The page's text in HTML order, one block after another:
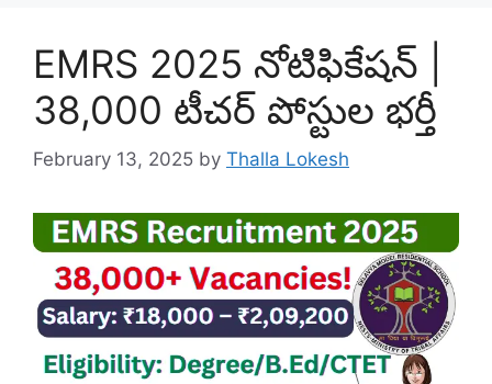
EMRS 2025 నోటిఫికేషన్ |
38,000 టీచర్ పోస్టుల భర్తీ
February 13, 2025 by Thalla Lokesh